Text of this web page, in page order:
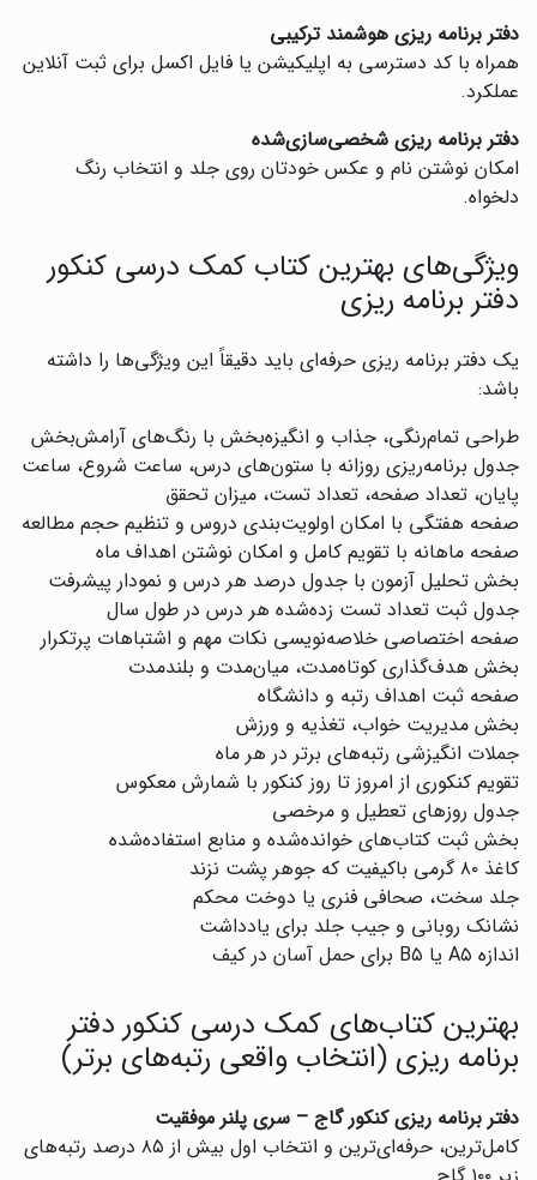
دفتر برنامه ریزی هوشمند ترکیبی
‌همراه با کد دسترسی به اپلیکیشن یا فایل اکسل برای ثبت آنلاین
عملکرد.
دفتر برنامه ریزی شخصی‌سازی‌شده
‌امکان نوشتن نام و عکس خودتان روی جلد و انتخاب رنگ
دلخواه.
ویژگی‌های بهترین کتاب کمک درسی کنکور
دفتر برنامه ریزی
یک دفتر برنامه ریزی حرفه‌ای باید دقیقاً این ویژگی‌ها را داشته
باشد:
طراحی تمام‌رنگی، جذاب و انگیزه‌بخش با رنگ‌های آرامش‌بخش
جدول برنامه‌ریزی روزانه با ستون‌های درس، ساعت شروع، ساعت
پایان، تعداد صفحه، تعداد تست، میزان تحقق
صفحه هفتگی با امکان اولویت‌بندی دروس و تنظیم حجم مطالعه
صفحه ماهانه با تقویم کامل و امکان نوشتن اهداف ماه
بخش تحلیل آزمون با جدول درصد هر درس و نمودار پیشرفت
جدول ثبت تعداد تست زده‌شده هر درس در طول سال
صفحه اختصاصی خلاصه‌نویسی نکات مهم و اشتباهات پرتکرار
بخش هدف‌گذاری کوتاه‌مدت، میان‌مدت و بلندمدت
صفحه ثبت اهداف رتبه و دانشگاه
بخش مدیریت خواب، تغذیه و ورزش
جملات انگیزشی رتبه‌های برتر در هر ماه
تقویم کنکوری از امروز تا روز کنکور با شمارش معکوس
جدول روزهای تعطیل و مرخصی
بخش ثبت کتاب‌های خوانده‌شده و منابع استفاده‌شده
کاغذ ۸۰ گرمی باکیفیت که جوهر پشت نزند
جلد سخت، صحافی فنری یا دوخت محکم
نشانک روبانی و جیب جلد برای یادداشت
اندازه A۵ یا B۵ برای حمل آسان در کیف
بهترین کتاب‌های کمک درسی کنکور دفتر
برنامه ریزی (انتخاب واقعی رتبه‌های برتر)
دفتر برنامه ریزی کنکور گاج – سری پلنر موفقیت
کامل‌ترین، حرفه‌ای‌ترین و انتخاب اول بیش از ۸۵ درصد رتبه‌های